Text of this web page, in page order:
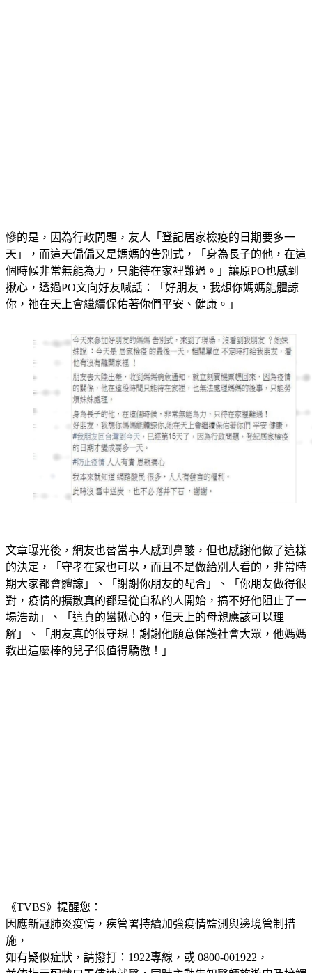
慘的是，因為行政問題，友人「登記居家檢疫的日期要多一
天」，而這天偏偏又是媽媽的告別式，「身為長子的他，在這
個時候非常無能為力，只能待在家裡難過。」讓原PO也感到
揪心，透過PO文向好友喊話：「好朋友，我想你媽媽能體諒
文章曝光後，網友也替當事人感到鼻酸，但也感謝他做了這樣
的決定，「守孝在家也可以，而且不是做給別人看的，非常時
期大家都會體諒」、「謝謝你朋友的配合」、「你朋友做得很
對，疫情的擴散真的都是從自私的人開始，搞不好他阻止了一
場浩劫」、「這真的蠻揪心的，但天上的母親應該可以理
解」、「朋友真的很守規！謝謝他願意保護社會大眾，他媽媽
《TVBS》提醒您：
因應新冠肺炎疫情，疾管署持續加強疫情監測與邊境管制措
施，